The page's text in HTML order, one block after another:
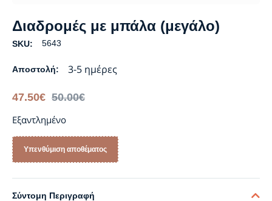
Διαδρομές με μπάλα (μεγάλο)
SKU: 5643
Αποστολή: 3-5 ημέρες
50.00€
47.50€
Εξαντλημένο
Σύντομη Περιγραφή